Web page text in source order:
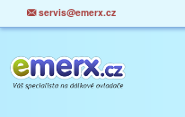
servis@emerx.cz